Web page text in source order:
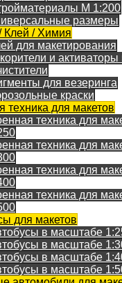
M 1:200
размеры
Клей / Химия
для макетирования
и активаторы
для везеринга
краски
техника для макетов
техника для
техника для
техника для
техника для
для макетов
в масштабе
в масштабе
в масштабе
в масштабе